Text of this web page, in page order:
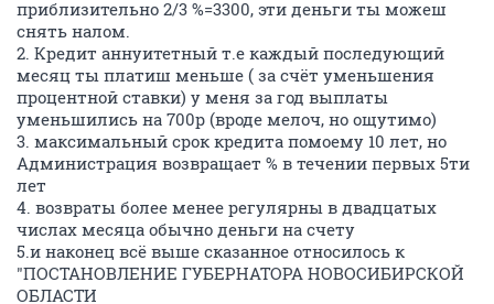
приблизительно 2/3 %=3300, эти деньги ты можеш
снять налом.
2. Кредит аннуитетный т.е каждый последующий
месяц ты платиш меньше ( за счёт уменьшения
процентной ставки) у меня за год выплаты
уменьшились на 700р (вроде мелоч, но ощутимо)
3. максимальный срок кредита помоему 10 лет, но
Администрация возвращает % в течении первых 5ти
лет
4. возвраты более менее регулярны в двадцатых
числах месяца обычно деньги на счету
5.и наконец всё выше сказанное относилось к
"ПОСТАНОВЛЕНИЕ ГУБЕРНАТОРА НОВОСИБИРСКОЙ
ОБЛАСТИ